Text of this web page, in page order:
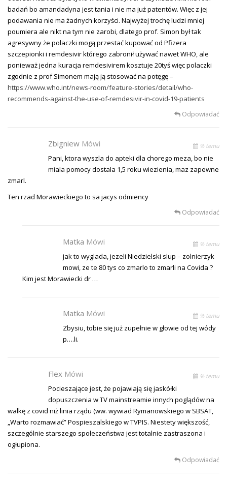
badań bo amandadyna jest tania i nie ma już patentów. Więc z jej
podawania nie ma żadnych korzyści. Najwyżej trochę ludzi mniej
poumiera ale nikt na tym nie zarobi, dlatego prof. Simon był tak
agresywny że polaczki mogą przestać kupować od Pfizera
szczepionki i remdesivir którego zabronił używać nawet WHO, ale
ponieważ jedna kuracja remdesivirem kosztuje 20tyś więc polaczki
zgodnie z prof Simonem mają ją stosować na potęgę –
https://www.who.int/news-room/feature-stories/detail/who-
recommends-against-the-use-of-remdesivir-in-covid-19-patients
Odpowiadać
Zbigniew Mówi % temu
Pani, ktora wyszla do apteki dla chorego meza, bo nie
miala pomocy dostala 1,5 roku wiezienia, maz zapewne
zmarl.
Ten rzad Morawieckiego to sa jacys odmiency
Odpowiadać
Matka Mówi % temu
jak to wyglada, jezeli Niedzielski slup – zolnierzyk
mowi, ze te 80 tys co zmarlo to zmarli na Covida ?
Kim jest Morawiecki dr …
Matka Mówi % temu
Zbysiu, tobie się już zupełnie w głowie od tej wódy
p….li.
Flex Mówi % temu
Pocieszające jest, że pojawiają się jaskółki
dopuszczenia w TV mainstreamie innych poglądów na
walkę z covid niż linia rządu (ww. wywiad Rymanowskiego w SBSAT,
„Warto rozmawiać” Pospieszalskiego w TVPIS. Niestety większość,
szczególnie starszego społeczeństwa jest totalnie zastraszona i
ogłupiona.
Odpowiadać